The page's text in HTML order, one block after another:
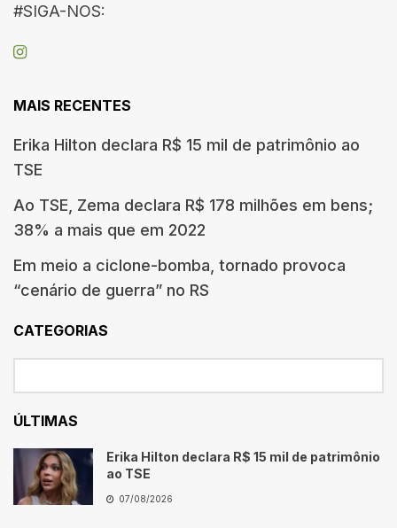
#SIGA-NOS:
MAIS RECENTES
Erika Hilton declara R$ 15 mil de patrimônio ao
TSE
Ao TSE, Zema declara R$ 178 milhões em bens;
38% a mais que em 2022
Em meio a ciclone-bomba, tornado provoca
“cenário de guerra” no RS
CATEGORIAS
ÚLTIMAS
Erika Hilton declara R$ 15 mil de patrimônio
ao TSE
07/08/2026